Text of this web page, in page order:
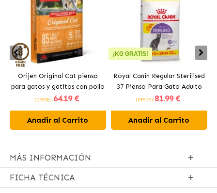
Orijen Original Cat pienso
para gatos y gatitos con pollo
(DESDE) 64.19 €
Añadir al Carrito
¡KG GRATIS!
Royal Canin Regular Sterilised
37 Pienso Para Gato Adulto
Esterilizado
(DESDE) 81.99 €
Añadir al Carrito
MÁS INFORMACIÓN
FICHA TÉCNICA